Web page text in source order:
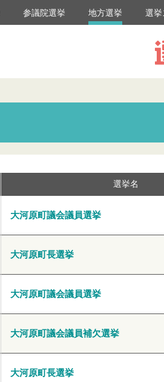
参議院選挙 地方選挙 選
選挙名
大河原町議会議員選挙
大河原町長選挙
大河原町議会議員選挙
大河原町議会議員補欠選挙
大河原町長選挙